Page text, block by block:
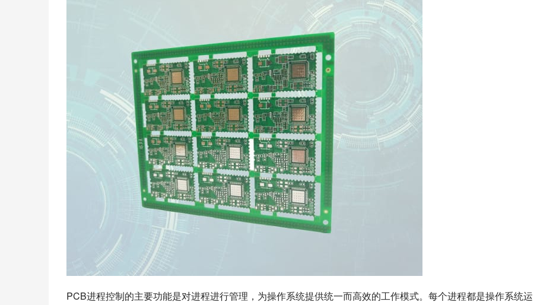
PCB进程控制的主要功能是对进程进行管理，为操作系统提供统一而高效的工作模式。每个进程都是操作系统运